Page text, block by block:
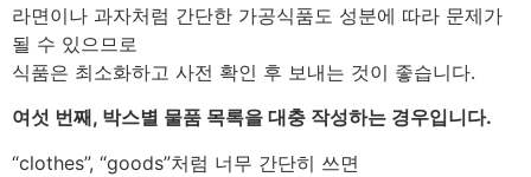
라면이나 과자처럼 간단한 가공식품도 성분에 따라 문제가
될 수 있으므로
식품은 최소화하고 사전 확인 후 보내는 것이 좋습니다.
여섯 번째, 박스별 물품 목록을 대충 작성하는 경우입니다.
“clothes”, “goods”처럼 너무 간단히 쓰면